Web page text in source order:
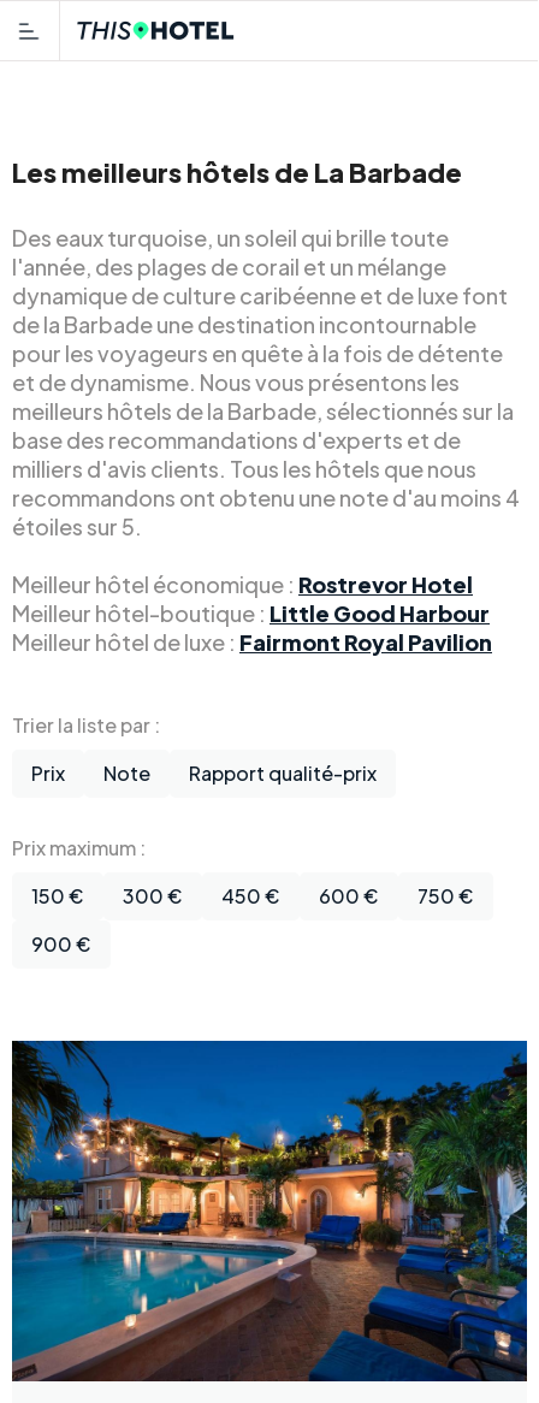
Les meilleurs hôtels de La Barbade
Des eaux turquoise, un soleil qui brille toute
l'année, des plages de corail et un mélange
dynamique de culture caribéenne et de luxe font
de la Barbade une destination incontournable
pour les voyageurs en quête à la fois de détente
et de dynamisme. Nous vous présentons les
meilleurs hôtels de la Barbade, sélectionnés sur la
base des recommandations d'experts et de
milliers d'avis clients. Tous les hôtels que nous
recommandons ont obtenu une note d'au moins 4
étoiles sur 5.
Meilleur hôtel économique : Rostrevor Hotel
Meilleur hôtel-boutique : Little Good Harbour
Meilleur hôtel de luxe : Fairmont Royal Pavilion
Trier la liste par :
Prix
Note Rapport qualité-prix
Prix maximum :
150 €
300 € 450 € 600 €
750 €
900 €